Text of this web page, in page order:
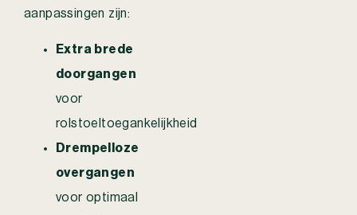
aanpassingen zijn:
Extra brede
doorgangen
voor
rolstoeltoegankelijkheid
Drempelloze
overgangen
voor optimaal